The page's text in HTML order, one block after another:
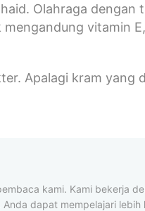
Olahraga dengan
mengandung vitamin
Apalagi kram yang
kami. Kami bekerja
dapat mempelajari lebih